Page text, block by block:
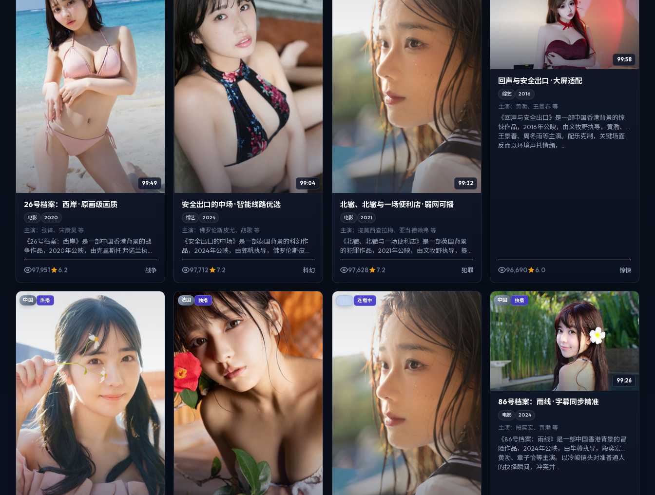
99:49
26号档案：西岸 · 原画级画质
电影 2020
主演： 张译、宋康昊 等
《26号档案：西岸》是一部中国香港背景的战
争作品，2020年公映，由克里斯托弗·诺兰执
导，张译、宋康昊、章子怡等主演。以冷峻镜
头对准普通人的抉择...
97,951 6.2 战争
99:04
安全出口的中场 · 智能线路优选
综艺 2024
主演：佛罗伦斯·皮尤、胡歌 等
《安全出口的中场》是一部泰国背景的科幻作
品，2024年公映，由郭帆执导，佛罗伦斯·皮
尤、胡歌、大鹏等主演。配乐克制，关键场面
反而以环境声托情绪，...
97,712 7.2 科幻
99:12
北辙、北辙与一场便利店 · 弱网可播
电影 2021
主演： 提莫西·查拉梅、亚当·德赖弗 等
《北辙、北辙与一场便利店》是一部英国背景
的犯罪作品，2021年公映，由文牧野执导，提
莫西·查拉梅、亚当·德赖弗、谭卓等主演。用双
线叙事把过去与现...
97,628 7.2 犯罪
99:58
回声与安全出口 · 大屏适配
综艺 2016
主演： 黄渤、王景春 等
《回声与安全出口》是一部中国香港背景的惊
悚作品，2016年公映，由文牧野执导，黄渤、
王景春、周冬雨等主演。配乐克制，关键场面
反而以环境声托情绪，...
96,690 6.0 惊悚
中国 热播 法国 独播 连载中 中国 独播
99:26
86号档案：雨线 · 字幕同步精准
电影 2024
主演：段奕宏、黄渤 等
《86号档案：雨线》是一部中国香港背景的冒
险作品，2024年公映，由毕赣执导，段奕宏、
黄渤、章子怡等主演。以冷峻镜头对准普通人
的抉择瞬间，冲突并...